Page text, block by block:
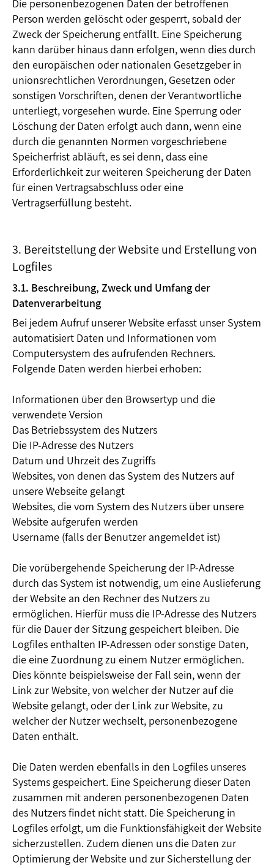
Die personenbezogenen Daten der betroffenen
Person werden gelöscht oder gesperrt, sobald der
Zweck der Speicherung entfällt. Eine Speicherung
kann darüber hinaus dann erfolgen, wenn dies durch
den europäischen oder nationalen Gesetzgeber in
unionsrechtlichen Verordnungen, Gesetzen oder
sonstigen Vorschriften, denen der Verantwortliche
unterliegt, vorgesehen wurde. Eine Sperrung oder
Löschung der Daten erfolgt auch dann, wenn eine
durch die genannten Normen vorgeschriebene
Speicherfrist abläuft, es sei denn, dass eine
Erforderlichkeit zur weiteren Speicherung der Daten
für einen Vertragsabschluss oder eine
Vertragserfüllung besteht.
3. Bereitstellung der Website und Erstellung von
Logfiles
3.1. Beschreibung, Zweck und Umfang der
Datenverarbeitung
Bei jedem Aufruf unserer Website erfasst unser System
automatisiert Daten und Informationen vom
Computersystem des aufrufenden Rechners.
Folgende Daten werden hierbei erhoben:
Informationen über den Browsertyp und die
verwendete Version
Das Betriebssystem des Nutzers
Die IP-Adresse des Nutzers
Datum und Uhrzeit des Zugriffs
Websites, von denen das System des Nutzers auf
unsere Webseite gelangt
Websites, die vom System des Nutzers über unsere
Website aufgerufen werden
Username (falls der Benutzer angemeldet ist)
Die vorübergehende Speicherung der IP-Adresse
durch das System ist notwendig, um eine Auslieferung
der Website an den Rechner des Nutzers zu
ermöglichen. Hierfür muss die IP-Adresse des Nutzers
für die Dauer der Sitzung gespeichert bleiben. Die
Logfiles enthalten IP-Adressen oder sonstige Daten,
die eine Zuordnung zu einem Nutzer ermöglichen.
Dies könnte beispielsweise der Fall sein, wenn der
Link zur Website, von welcher der Nutzer auf die
Website gelangt, oder der Link zur Website, zu
welcher der Nutzer wechselt, personenbezogene
Daten enthält.
Die Daten werden ebenfalls in den Logfiles unseres
Systems gespeichert. Eine Speicherung dieser Daten
zusammen mit anderen personenbezogenen Daten
des Nutzers findet nicht statt. Die Speicherung in
Logfiles erfolgt, um die Funktionsfähigkeit der Website
sicherzustellen. Zudem dienen uns die Daten zur
Optimierung der Website und zur Sicherstellung der